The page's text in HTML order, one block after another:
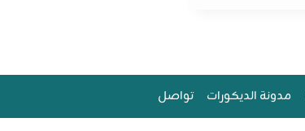
مدونة الديكورات تواصل